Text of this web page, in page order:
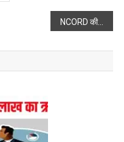
NCORD की 7वीं शीर्ष स्तरीय बैठक, नशा मुक्त भारत पीएम का संकल्प